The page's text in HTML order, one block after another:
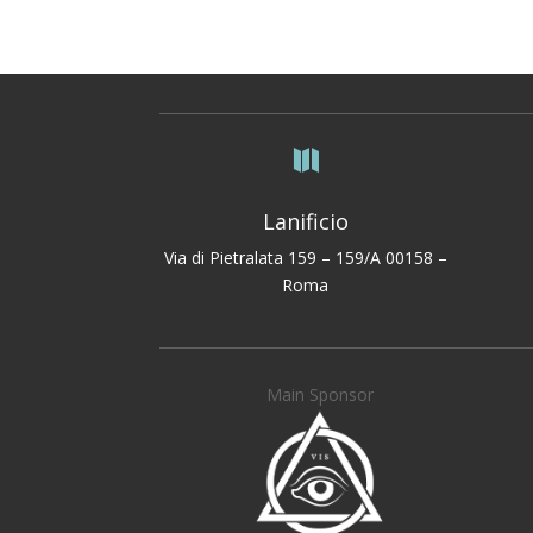

Lanificio
Via di Pietralata 159 – 159/A 00158 –
Roma
Main Sponsor